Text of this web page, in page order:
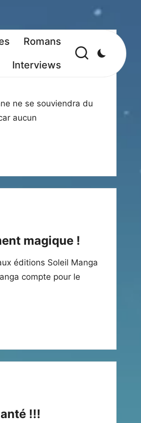
Romans
Interviews
ne se souviendra du
aucun
magique !
éditions Soleil Manga
compte pour le
!!!